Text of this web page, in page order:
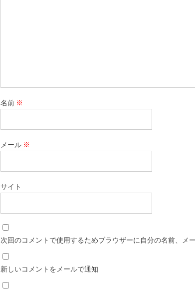
名前 ※
メール ※
サイト
次回のコメントで使用するためブラウザーに自分の名前、メ
新しいコメントをメールで通知